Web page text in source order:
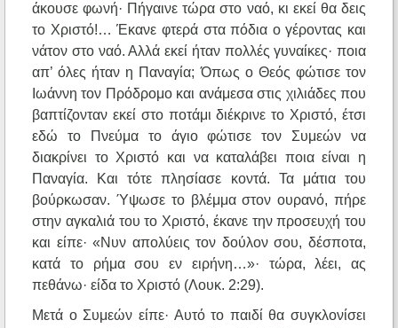
άκουσε φωνή· Πήγαινε τώρα στο ναό, κι εκεί θα δεις
το Χριστό!… Έκανε φτερά στα πόδια ο γέροντας και
νάτον στο ναό. Αλλά εκεί ήταν πολλές γυναίκες· ποια
απ’ όλες ήταν η Παναγία; Όπως ο Θεός φώτισε τον
Ιωάννη τον Πρόδρομο και ανάμεσα στις χιλιάδες που
βαπτίζονταν εκεί στο ποτάμι διέκρινε το Χριστό, έτσι
εδώ το Πνεύμα το άγιο φώτισε τον Συμεών να
διακρίνει το Χριστό και να καταλάβει ποια είναι η
Παναγία. Και τότε πλησίασε κοντά. Τα μάτια του
βούρκωσαν. Ύψωσε το βλέμμα στον ουρανό, πήρε
στην αγκαλιά του το Χριστό, έκανε την προσευχή του
και είπε· «Νυν απολύεις τον δούλον σου, δέσποτα,
κατά το ρήμα σου εν ειρήνη…»· τώρα, λέει, ας
πεθάνω· είδα το Χριστό (Λουκ. 2:29).
Μετά ο Συμεών είπε· Αυτό το παιδί θα συγκλονίσει